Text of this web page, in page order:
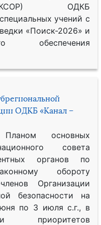
(КСОР) ОДКБ
учений с
«Поиск-2026» и
обеспечения
ОДКБ «Канал –
основных
совета
органов по
обороту
Организации
безопасности на
по 3 июля с.г., в
приоритетов